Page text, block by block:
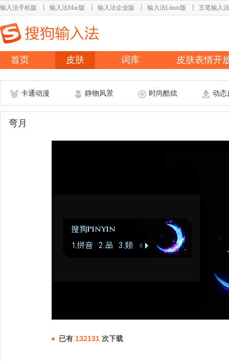
输入法手机版 输入法Mac版 输入法企业版 输入法Linux版 五笔输入法
首页 皮肤 词库 皮肤表情开
卡通动漫 静物风景 时尚酷炫 动态
弯月
已有 132131 次下载